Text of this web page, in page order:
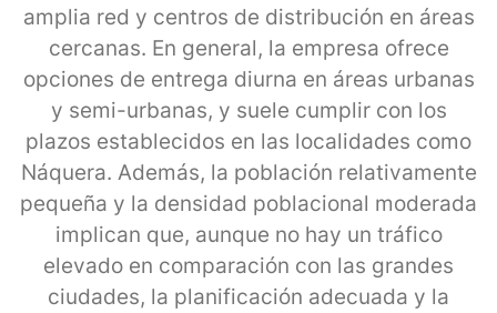
amplia red y centros de distribución en áreas
cercanas. En general, la empresa ofrece
opciones de entrega diurna en áreas urbanas
y semi-urbanas, y suele cumplir con los
plazos establecidos en las localidades como
Náquera. Además, la población relativamente
pequeña y la densidad poblacional moderada
implican que, aunque no hay un tráfico
elevado en comparación con las grandes
ciudades, la planificación adecuada y la